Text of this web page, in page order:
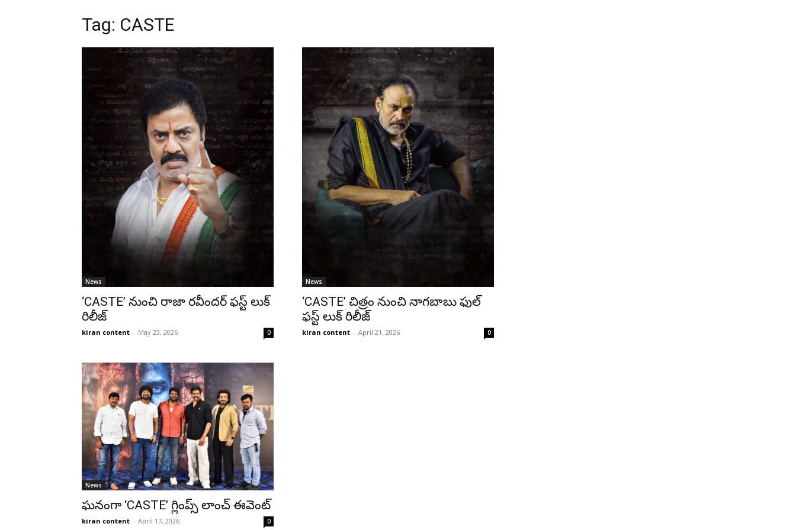
Tag: CASTE
News
‘CASTE’ నుంచి రాజా రవీందర్‌ ఫస్ట్ లుక్
రిలీజ్
kiran content - May 23, 2026 0
News
‘CASTE’ చిత్రం నుంచి నాగబాబు ఫుల్
ఫస్ట్ లుక్ రిలీజ్
kiran content - April 21, 2026 0
News
ఘనంగా ‘CASTE’ గ్లింప్స్ లాంచ్ ఈవెంట్
kiran content - April 17, 2026 0